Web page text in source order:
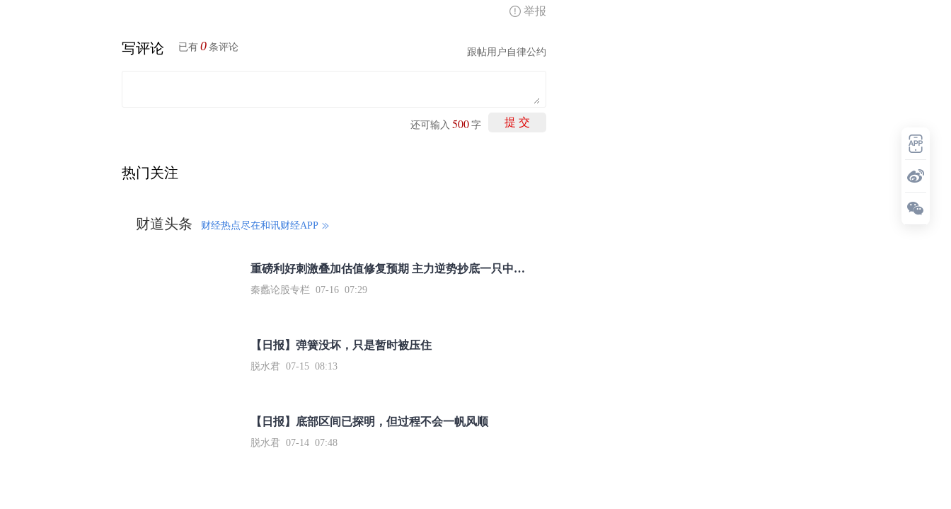
举报
写评论 已有 0 条评论 跟帖用户自律公约
提 交
还可输入 500 字
热门关注
财道头条 财经热点尽在和讯财经APP
重磅利好刺激叠加估值修复预期 主力逆势抄底一只中药龙头股
秦蠡论股专栏 07-16 07:29
【日报】弹簧没坏，只是暂时被压住
脱水君 07-15 08:13
【日报】底部区间已探明，但过程不会一帆风顺
脱水君 07-14 07:48